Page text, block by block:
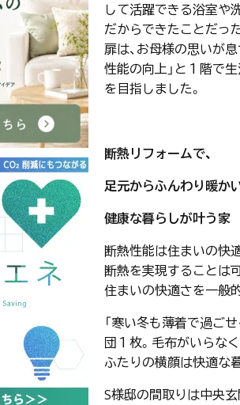
して活躍できる浴室や
だからできたことだっ
扉は、お母様の思いが
性能の向上」と１階で
を目指しました。
断熱リフォームで、
足元からふんわり暖かい
健康な暮らしが叶う家
断熱性能は住まいの快
断熱を実現することは可
住まいの快適さを一般
「寒い冬も薄着で過ご
団１枚。毛布がいらな
ふたりの横顔は快適な
S様邸の間取りは中央